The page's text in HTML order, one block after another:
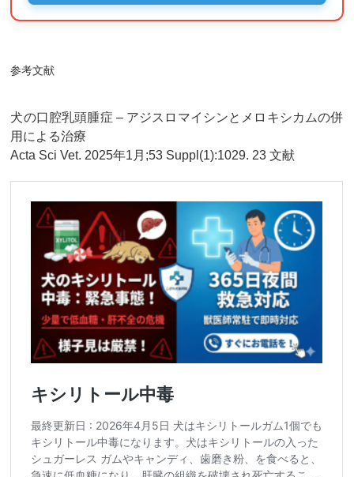
参考文献
犬の口腔乳頭腫症 – アジスロマイシンとメロキシカムの併
用による治療
Acta Sci Vet. 2025年1月;53 Suppl(1):1029. 23 文献